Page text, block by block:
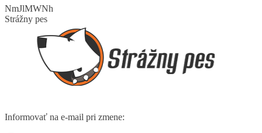
NmJlMWNh
Strážny pes
Informovať na e-mail pri zmene: